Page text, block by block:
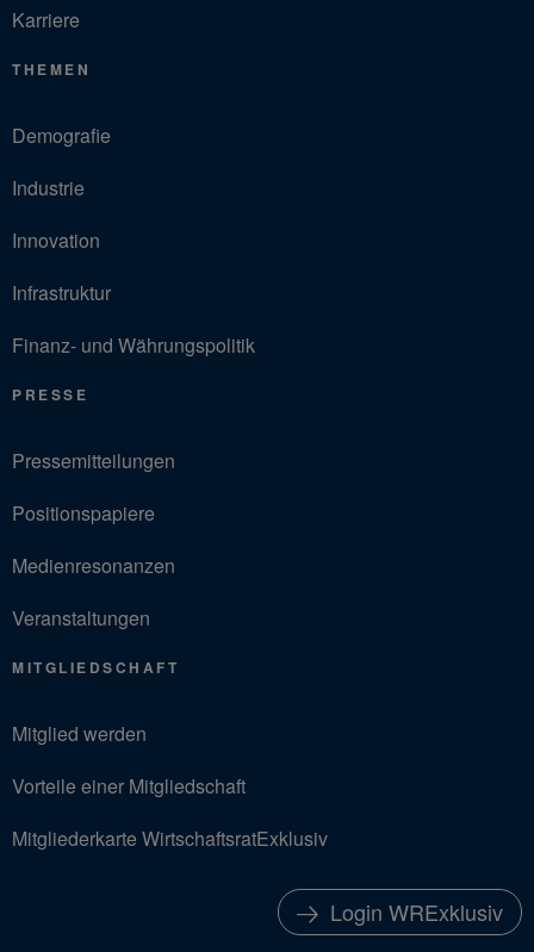
Karriere
THEMEN
Demografie
Industrie
Innovation
Infrastruktur
Finanz- und Währungspolitik
PRESSE
Pressemitteilungen
Positionspapiere
Medienresonanzen
Veranstaltungen
MITGLIEDSCHAFT
Mitglied werden
Vorteile einer Mitgliedschaft
Mitgliederkarte WirtschaftsratExklusiv
Login WRExklusiv